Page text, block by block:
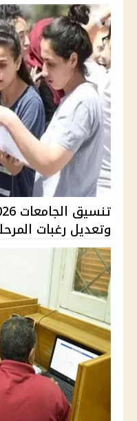
وتعديل رغبات